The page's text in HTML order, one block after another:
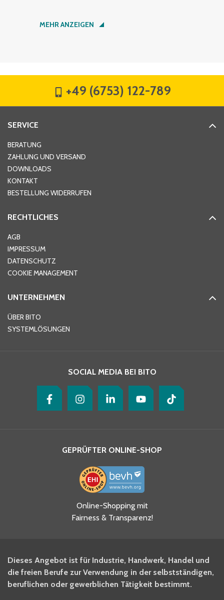
Nachname*
Hausnummer
Ort*
Telefon
Ja, ich habe die
Datenschutzhinweise gelesen
und akzeptiere diese.
BITO Newsletter Fachwissen
Intralogistiker anmelden.
MEHR ANZEIGEN
+49 (6753) 122-789
SERVICE
BERATUNG
ZAHLUNG UND VERSAND
DOWNLOADS
KONTAKT
BESTELLUNG WIDERRUFEN
RECHTLICHES
AGB
IMPRESSUM
DATENSCHUTZ
COOKIE MANAGEMENT
UNTERNEHMEN
ÜBER BITO
SYSTEMLÖSUNGEN
SOCIAL MEDIA BEI BITO
GEPRÜFTER ONLINE-SHOP
Online-Shopping mit
Fairness & Transparenz!
Dieses Angebot ist für Industrie, Handwerk, Handel und
die freien Berufe zur Verwendung in der selbstständigen,
beruflichen oder gewerblichen Tätigkeit bestimmt.